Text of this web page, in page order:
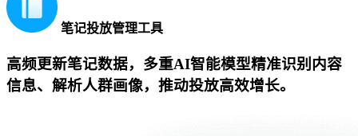
笔记投放管理工具
高频更新笔记数据，多重AI智能模型精准识别内容
信息、解析人群画像，推动投放高效增长。